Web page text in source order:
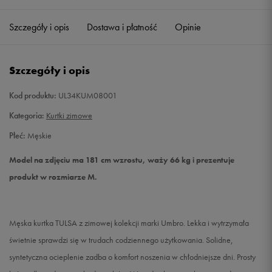
L Powiadom o dostępności
XXL
Szczegóły i opis Dostawa i płatność Opinie
Szczegóły i opis
Kod produktu: UL34KUM08001
Kategoria: Kurtki zimowe
Płeć: Męskie
Model na zdjęciu ma 181 cm wzrostu, waży 66 kg i prezentuje
produkt w rozmiarze M.
Męska kurtka TULSA z zimowej kolekcji marki Umbro. Lekka i wytrzymała
świetnie sprawdzi się w trudach codziennego użytkowania. Solidne,
syntetyczna ocieplenie zadba o komfort noszenia w chłodniejsze dni. Prosty